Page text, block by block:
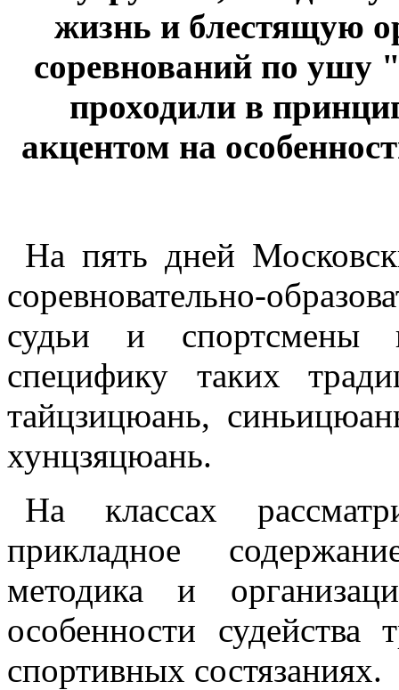
жизнь и блестящую
соревнований по ушу
проходили в
акцентом на
На пять дней
соревновательно-
судьи и спортсмены
специфику таких
тайцзицюань,
хунцзяцюань.
На классах
прикладное
методика и
особенности судейства
спортивных состязаниях.